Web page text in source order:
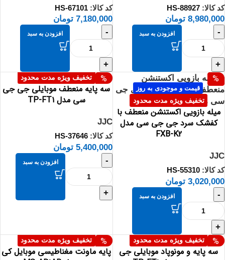
کد کالا: HS-88927
8,980,000 تومان
-
+
افزودن به سبد
کد کالا:HS-67101
7,180,000 تومان
-
+
افزودن به سبد
قیمت و موجودی به روز
تخفیف ویژه مدت محدود
%
میله بازویی اکستنشن منعطف با
کفشک سرد جی جی سی مدل
FXB-K2
JJC
کد کالا: HS-55310
3,020,000 تومان
-
+
افزودن به سبد
تخفیف ویژه مدت محدود %
سه پایه منعطف موبایلی جی جی
سی مدل TP-FT1
JJC
کد کالا:HS-37646
5,400,000 تومان
-
+
افزودن به سبد
تخفیف ویژه مدت محدود %
سه پایه و مونوپاد موبایلی جی
تخفیف ویژه مدت محدود %
پایه ماونت مغناطیسی موبایل کی